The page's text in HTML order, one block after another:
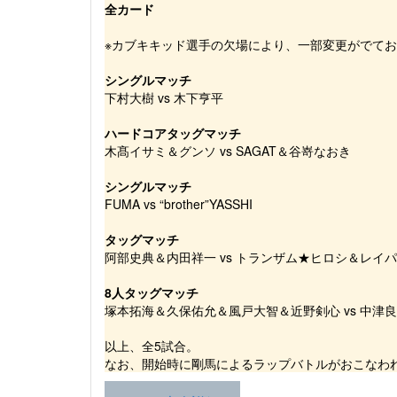
全カード
※カブキキッド選手の欠場により、一部変更がでて
シングルマッチ
下村大樹 vs 木下亨平
ハードコアタッグマッチ
木髙イサミ＆グンソ vs SAGAT＆谷嵜なおき
シングルマッチ
FUMA vs “brother”YASSHI
タッグマッチ
阿部史典＆内田祥一 vs トランザム★ヒロシ＆レイ
8人タッグマッチ
塚本拓海＆久保佑允＆風戸大智＆近野剣心 vs 中津
以上、全5試合。
なお、開始時に剛馬によるラップバトルがおこなわ